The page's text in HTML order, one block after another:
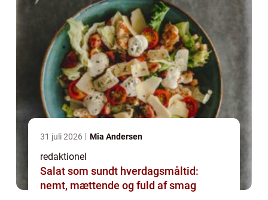
31 juli 2026 Mia Andersen
redaktionel
Salat som sundt hverdagsmåltid:
nemt, mættende og fuld af smag